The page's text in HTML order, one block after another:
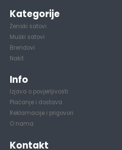
Kategorije
Ženski satovi
Muški satovi
Brendovi
Nakit
Info
Izjava o povjerljivosti
Plaćanje i dostava
Reklamacije i prigovori
O nama
Kontakt